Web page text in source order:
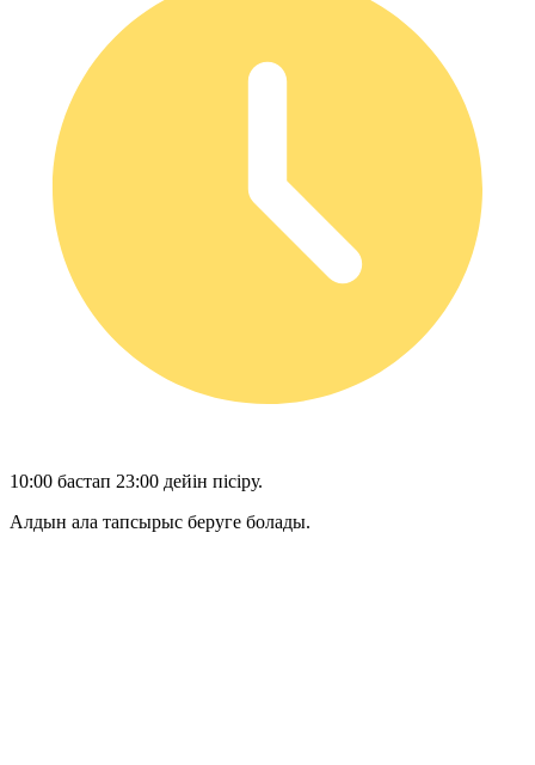
10:00 бастап 23:00 дейін пісіру.
Алдын ала тапсырыс беруге болады.